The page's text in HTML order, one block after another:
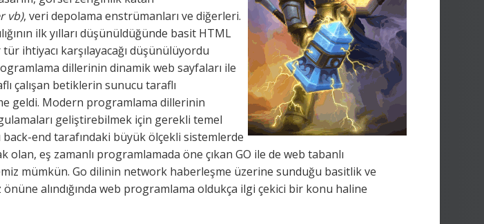
vb), veri depolama enstrümanları ve diğerleri.
ilk yılları düşünüldüğünde basit HTML
ihtiyacı karşılayacağı düşünülüyordu
dillerinin dinamik web sayfaları ile
çalışan betiklerin sunucu taraflı
geldi. Modern programlama dillerinin
geliştirebilmek için gerekli temel
back-end tarafındaki büyük ölçekli sistemlerde
eş zamanlı programlamada öne çıkan GO ile de web tabanlı
mümkün. Go dilinin network haberleşme üzerine sunduğu basitlik ve
alındığında web programlama oldukça ilgi çekici bir konu haline